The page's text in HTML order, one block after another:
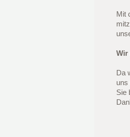
Mit
Wir
Da
uns
Sie